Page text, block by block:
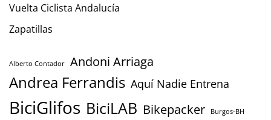
Vuelta Ciclista Andalucía
Zapatillas
Alberto Contador Andoni Arriaga
Andrea Ferrandis Aquí Nadie Entrena
BiciGlifos BiciLAB Bikepacker Burgos-BH